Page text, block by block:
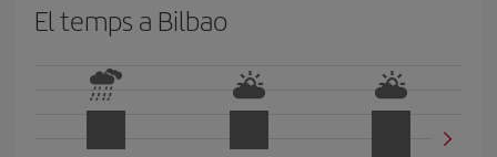
El temps a Bilbao